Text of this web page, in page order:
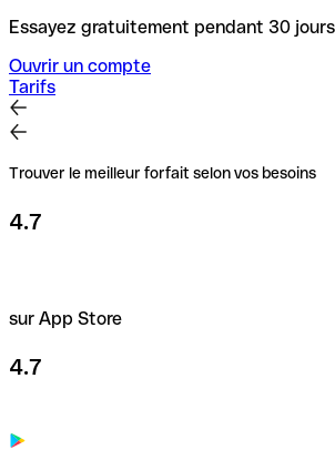
Essayez gratuitement pendant 30 jours
Ouvrir un compte
Tarifs
Trouver le meilleur forfait selon vos besoins
4.7
sur App Store
4.7